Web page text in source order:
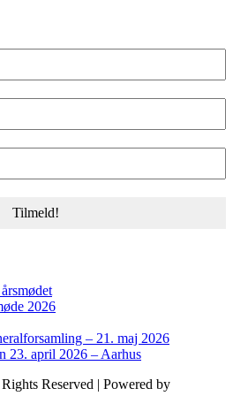
2026
– 21. maj 2026
23. april 2026 – Aarhus
Reserved | Powered by